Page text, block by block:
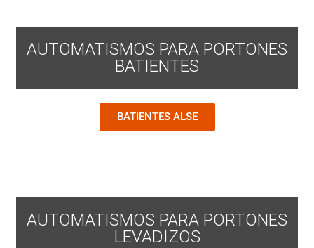
AUTOMATISMOS PARA PORTONES
BATIENTES
BATIENTES ALSE
AUTOMATISMOS PARA PORTONES
LEVADIZOS